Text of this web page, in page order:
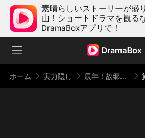
素晴らしいストーリーが盛
山！ショートドラマを観る
DramaBoxアプリで！
ホーム 実力隠し 辰年！故郷への華麗なる帰還（日本語吹替版）